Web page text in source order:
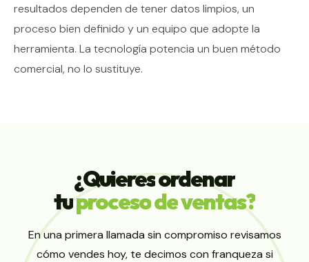
resultados dependen de tener datos limpios, un
proceso bien definido y un equipo que adopte la
herramienta. La tecnología potencia un buen método
comercial, no lo sustituye.
¿Quieresordenar
tuprocesodeventas?
En una primera llamada sin compromiso revisamos
cómo vendes hoy, te decimos con franqueza si